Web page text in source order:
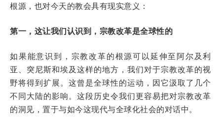
根源，也对今天的教会具有现实意义：
第一，这让我们认识到，宗教改革是全球性的
如果能意识到，宗教改革的根源可以延伸至阿尔及利
亚、突尼斯和埃及这样的地方，我们对于宗教改革的视
野将得到扩展。这曾是全球性的运动，因它汲取了几个
不同大陆的影响。这段历史令我们更容易把对宗教改革
的洞见，置于与如今这现代与全球化社会的对话中。